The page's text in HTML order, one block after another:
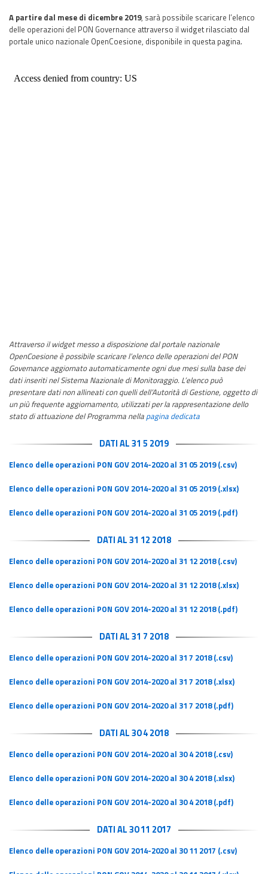
A partire dal mese di dicembre 2019, sarà possibile scaricare l’elenco
delle operazioni del PON Governance attraverso il widget rilasciato dal
portale unico nazionale OpenCoesione, disponibile in questa pagina.
Attraverso il widget messo a disposizione dal portale nazionale
OpenCoesione è possibile scaricare l’elenco delle operazioni del PON
Governance aggiornato automaticamente ogni due mesi sulla base dei
dati inseriti nel Sistema Nazionale di Monitoraggio. L’elenco può
presentare dati non allineati con quelli dell’Autorità di Gestione, oggetto di
un più frequente aggiornamento, utilizzati per la rappresentazione dello
stato di attuazione del Programma nellapagina dedicata
DATI AL 31 5 2019
Elenco delle operazioni PON GOV 2014-2020 al 31 05 2019 (.csv)
Elenco delle operazioni PON GOV 2014-2020 al 31 05 2019 (.xlsx)
Elenco delle operazioni PON GOV 2014-2020 al 31 05 2019 (.pdf)
DATI AL 31 12 2018
Elenco delle operazioni PON GOV 2014-2020 al 31 12 2018 (.csv)
Elenco delle operazioni PON GOV 2014-2020 al 31 12 2018 (.xlsx)
Elenco delle operazioni PON GOV 2014-2020 al 31 12 2018 (.pdf)
DATI AL 31 7 2018
Elenco delle operazioni PON GOV 2014-2020 al 31 7 2018 (.csv)
Elenco delle operazioni PON GOV 2014-2020 al 31 7 2018 (.xlsx)
Elenco delle operazioni PON GOV 2014-2020 al 31 7 2018 (.pdf)
DATI AL 30 4 2018
Elenco delle operazioni PON GOV 2014-2020 al 30 4 2018 (.csv)
Elenco delle operazioni PON GOV 2014-2020 al 30 4 2018 (.xlsx)
Elenco delle operazioni PON GOV 2014-2020 al 30 4 2018 (.pdf)
DATI AL 30 11 2017
Elenco delle operazioni PON GOV 2014-2020 al 30 11 2017 (.csv)